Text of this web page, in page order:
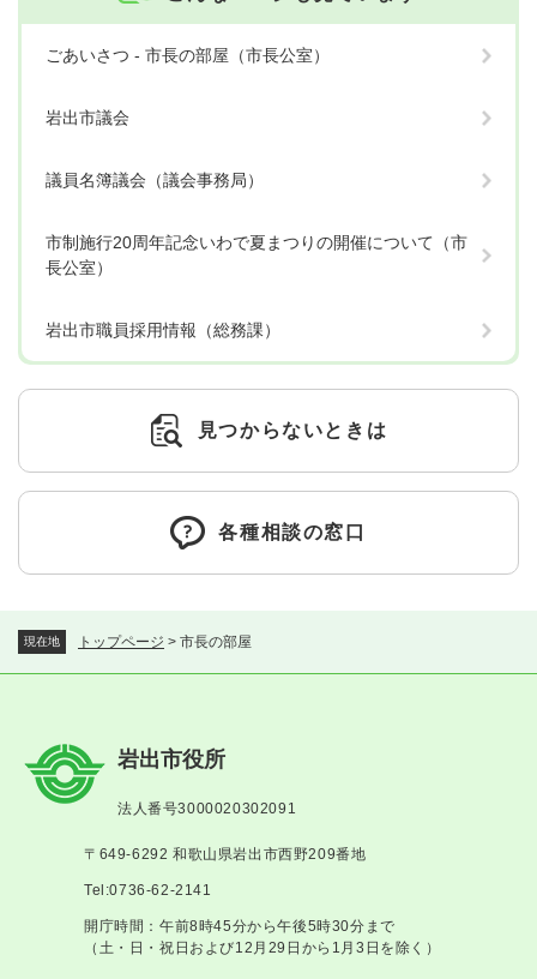
現在地 トップページ > 市長の部屋
ごあいさつ - 市長の部屋（市長公室）
岩出市議会
議員名簿議会（議会事務局）
市制施行20周年記念いわで夏まつりの開催について（市
長公室）
岩出市職員採用情報（総務課）
見つからないときは
各種相談の窓口
岩出市役所
法人番号3000020302091
〒649-6292 和歌山県岩出市西野209番地
Tel:0736-62-2141
開庁時間：午前8時45分から午後5時30分まで
（土・日・祝日および12月29日から1月3日を除く）